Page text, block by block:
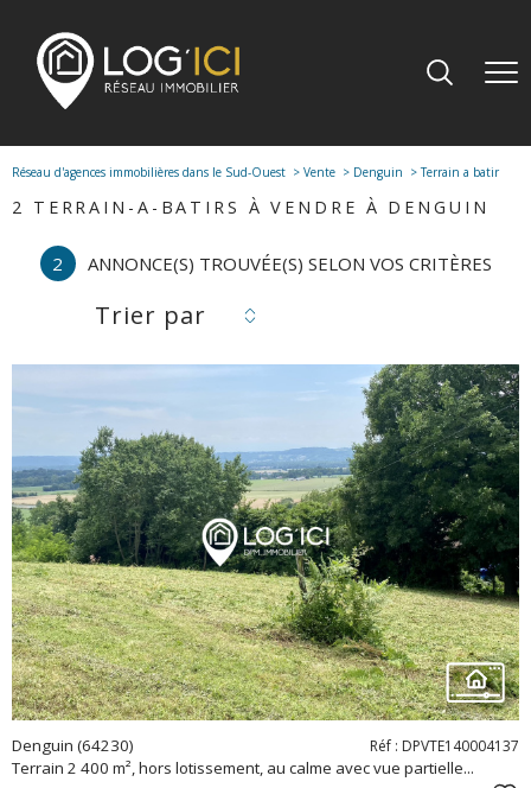
Réseau d'agences immobilières dans le Sud-Ouest Vente Denguin Terrain a batir
2 TERRAIN-A-BATIRS À VENDRE À DENGUIN
2 ANNONCE(S) TROUVÉE(S) SELON VOS CRITÈRES
Trier par
voir le
bien
Denguin (64230)
Terrain 2 400 m², hors lotissement, au calme avec vue partielle...
Réf : DPVTE140004137